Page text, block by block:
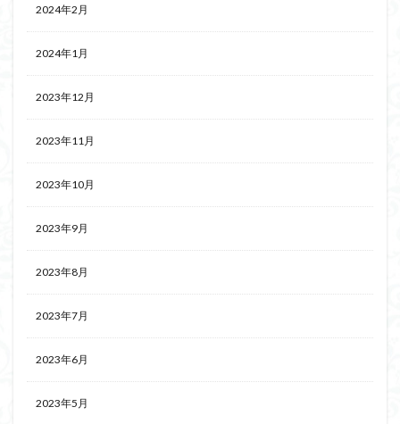
2024年2月
2024年1月
2023年12月
2023年11月
2023年10月
2023年9月
2023年8月
2023年7月
2023年6月
2023年5月